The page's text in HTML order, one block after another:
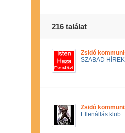
216 találat
Zsidó
SZABAD HÍREK
Zsidó
Ellenállás klub